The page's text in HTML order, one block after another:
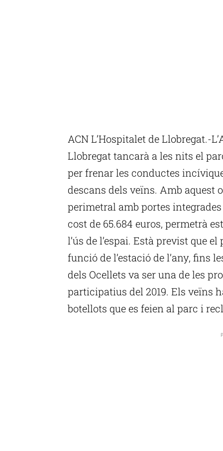
ACN L’Hospitalet de Llobregat.-
Llobregat tancarà a les nits el
per frenar les conductes
descans dels veïns. Amb aquest
perimetral amb portes integrades
cost de 65.684 euros, permetrà
l’ús de l’espai. Està previst que
funció de l’estació de l’any, fins
dels Ocellets va ser una de les
participatius del 2019. Els veïns
botellots que es feien al parc i